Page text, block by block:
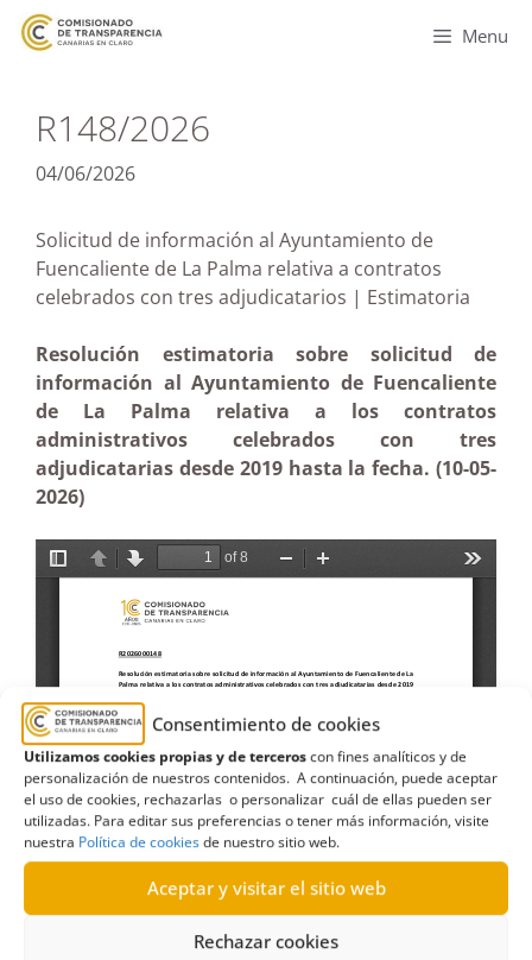
Consentimiento de cookies
Utilizamos cookies propias y de terceroscon fines analíticos y de
personalización de nuestros contenidos. A continuación, puede aceptar
el uso de cookies, rechazarlas o personalizar cuál de ellas pueden ser
utilizadas. Para editar sus preferencias o tener más información, visite
nuestra Política de cookiesde nuestro sitio web.
Aceptar y visitar el sitio web
Rechazar cookies
Menu
R148/2026
04/06/2026
Solicitud de información al Ayuntamiento de
Fuencaliente de La Palma relativa a contratos
celebrados con tres adjudicatarios | Estimatoria
Resolución estimatoria sobre solicitud de
información al Ayuntamiento de Fuencaliente
de La Palma relativa a los contratos
administrativos celebrados con tres
adjudicatarias desde 2019 hasta la fecha. (10-05-
2026)